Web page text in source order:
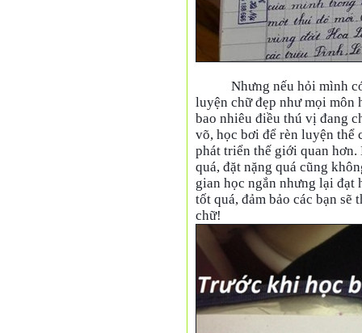
Nhưng nếu hỏi mình
luyện chữ đẹp như mọi môn
bao nhiêu điều thú vị đang
võ, học bơi để rèn luyện thể
phát triển thế giới quan
quá, đặt nặng quá cũng
gian học ngắn nhưng lại đạt
tốt quá, đảm bảo các bạn
chữ!